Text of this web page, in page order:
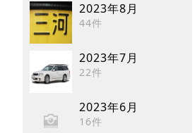
2023年8月
44件
2023年7月
22件
2023年6月
16件